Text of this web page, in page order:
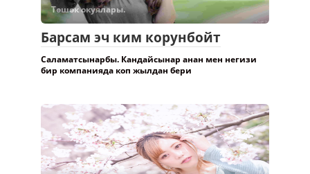
Төшөк окуялары.
Барсам эч ким корунбойт
Саламатсынарбы. Кандайсынар анан мен негизи
бир компанияда коп жылдан бери